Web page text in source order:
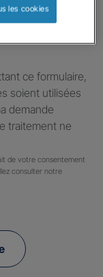
ce formulaire,
soient utilisées
demande
traitement ne
de votre consentement
consulter notre
les cookies